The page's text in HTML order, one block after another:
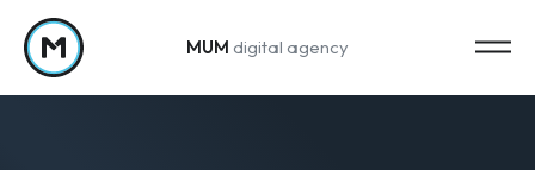
Passer au contenu
MUM digital agency